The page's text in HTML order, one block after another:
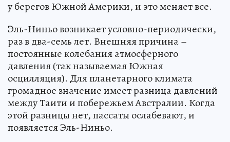
у берегов Южной Америки, и это меняет все.
Эль-Ниньо возникает условно-периодически,
раз в два-семь лет. Внешняя причина –
постоянные колебания атмосферного
давления (так называемая Южная
осцилляция). Для планетарного климата
громадное значение имеет разница давлений
между Таити и побережьем Австралии. Когда
этой разницы нет, пассаты ослабевают, и
появляется Эль-Ниньо.